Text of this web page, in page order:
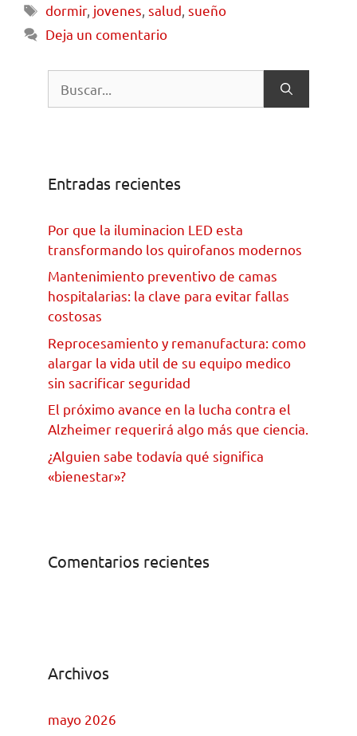
dormir, jovenes ,salud ,sueño
Deja un comentario
Entradas recientes
Por que la iluminacion LED esta
transformando los quirofanos modernos
Mantenimiento preventivo de camas
hospitalarias: la clave para evitar fallas
costosas
Reprocesamiento y remanufactura: como
alargar la vida util de su equipo medico
sin sacrificar seguridad
El próximo avance en la lucha contra el
Alzheimer requerirá algo más que ciencia.
¿Alguien sabe todavía qué significa
«bienestar»?
Comentarios recientes
Archivos
mayo 2026